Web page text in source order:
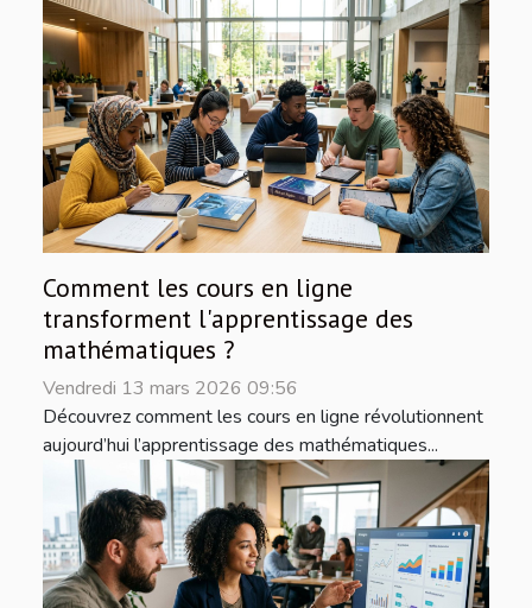
Comment les cours en ligne
transforment l'apprentissage des
mathématiques ?
Vendredi 13 mars 2026 09:56
Découvrez comment les cours en ligne révolutionnent
aujourd’hui l’apprentissage des mathématiques...